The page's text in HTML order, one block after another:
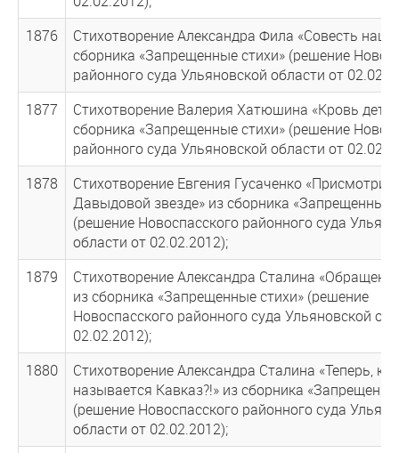
1876
Стихотворение Александра Фила «Совесть
сборника «Запрещенные стихи» (решение
районного суда Ульяновской области от
1877
Стихотворение Валерия Хатюшина «Кровь
сборника «Запрещенные стихи» (решение
районного суда Ульяновской области от
1878
Стихотворение Евгения Гусаченко
Давыдовой звезде» из сборника «Запрещенные
(решение Новоспасского районного суда
области от 02.02.2012);
1879
Стихотворение Александра Сталина
из сборника «Запрещенные стихи» (решение
Новоспасского районного суда Ульяновской
02.02.2012);
1880
Стихотворение Александра Сталина «Теперь,
называется Кавказ?!» из сборника
(решение Новоспасского районного суда
области от 02.02.2012);